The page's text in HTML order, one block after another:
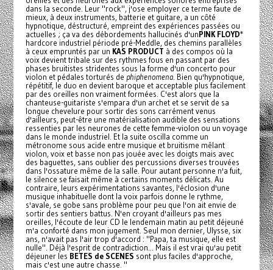
dans la seconde. Leur "rock", j'ose employer ce terme faute de
mieux, à deux instruments, batterie et guitare, a un côté
hypnotique, déstructuré, empreint des expériences passées ou
actuelles ; ça va des débordements hallucinés d'unPINK FLOYD*
hardcore industriel période pré-Meddle, des chemins parallèles
à ceux empruntés par un KAS PRODUCT à des compos où la
voix devient tribale sur des rythmes fous en passant par des
phases bruitistes stridentes sous la forme d'un concerto pour
violon et pédales torturés de phiphenomena. Bien qu'hypnotique,
répétitif, le duo en devient baroque et acceptable plus facilement
par des oreilles non vraiment formées. C'est alors que la
chanteuse-guitariste s'empara d'un archet et se servit de sa
longue chevelure pour sortir des sons carrément venus
d'ailleurs, peut-être une matérialisation audible des sensations
ressenties par les neurones de cette femme-violon ou un voyage
dans le monde industriel. Et la suite oscilla comme un
métronome sous acide entre musique et bruitisme mêlant
violon, voix et basse non pas jouée avec les doigts mais avec
des baguettes, sans oublier des percussions diverses trouvées
dans l'ossature même de la salle. Pour autant personne n'a fuit,
le silence se faisait même à certains moments délicats. Au
contraire, leurs expérimentations savantes, l'éclosion d'une
musique inhabituelle dont la voix parfois donne le rythme,
s'avale, se gobe sans problème pour peu que l'on ait envie de
sortir des sentiers battus. N'en croyant d'ailleurs pas mes
oreilles, l'écoute de leur CD le lendemain matin au petit déjeuné
m'a conforté dans mon jugement. Seul mon dernier, Ulysse, six
ans, n'avait pas l'air trop d'accord : "Papa, ta musique, elle est
nulle". Déjà l'esprit de contradiction... Mais il est vrai qu'au petit
déjeuner les BETES de SCENES sont plus faciles d'approche,
mais c'est une autre chasse. "